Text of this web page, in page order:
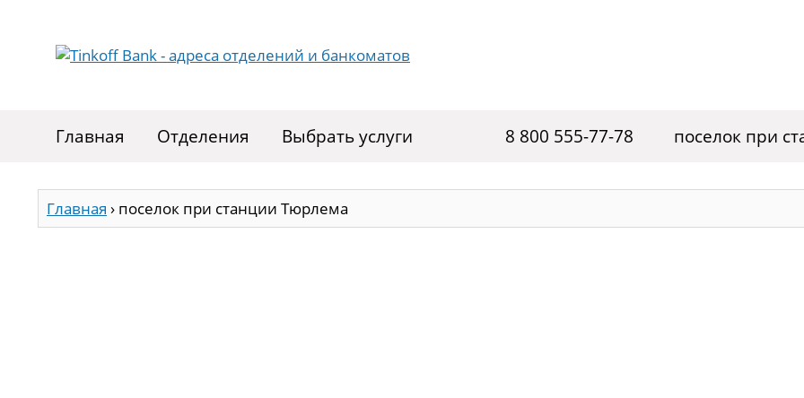
Главная Отделения Выбрать услуги 8 800 555-77-78 поселок при
Главная › поселок при станции Тюрлема